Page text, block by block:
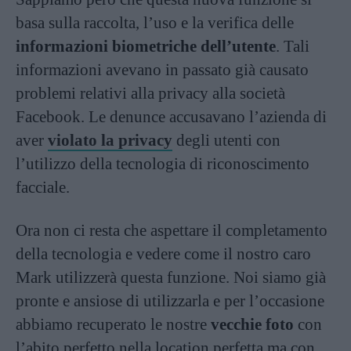
basa sulla raccolta, l’uso e la verifica delle
informazioni biometriche dell’utente. Tali
informazioni avevano in passato già causato
problemi relativi alla privacy alla società
Facebook. Le denunce accusavano l’azienda di
aver violato la privacy degli utenti con
l’utilizzo della tecnologia di riconoscimento
facciale.
Ora non ci resta che aspettare il completamento
della tecnologia e vedere come il nostro caro
Mark utilizzerà questa funzione. Noi siamo già
pronte e ansiose di utilizzarla e per l’occasione
abbiamo recuperato le nostre vecchie foto con